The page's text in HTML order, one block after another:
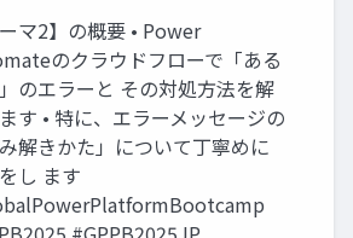
ーマ2】の概要 • Power
のクラウドフローで「ある
のエラーと その対処方法を解
す • 特に、エラーメッセージの
み解きかた」について丁寧めに
し ます